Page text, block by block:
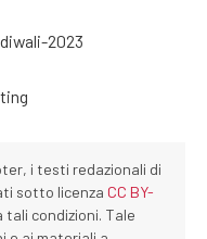
2023
i testi redazionali di
sotto licenza CC BY-
tali condizioni. Tale